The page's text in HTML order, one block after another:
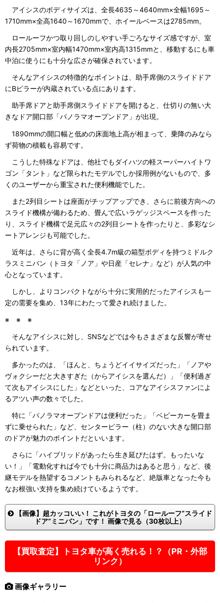
アイシスのボディサイズは、全長4635～4640mm×全幅1695～
1710mm×全高1640～1670mmで、ホイールベースは2785mm。
ロールーフかつ取り回しのしやすい手ごろなサイズ感ですが、室
内長2705mm×室内幅1470mm×室内高1315mmと、移動するにも車
中泊に使うにも十分な広さが確保されています。
そんなアイシスの特徴的なポイントは、助手席側のスライドドア
にBピラーが内蔵されている点にあります。
助手席ドアと助手席側スライドドアを開けると、仕切りの無い大
きなドア開口部「パノラマオープンドア」が出現。
1890mmの開口幅と低めの床面地上高が相まって、乗降のみなら
ず荷物の積載も容易です。
こうした特殊なドアは、他社でもダイハツの軽スーパーハイトワ
ゴン「タント」など限られたモデルでしか採用例がないもので、多
くのユーザーから重宝された便利機能でした。
また2列目シートは座面がチップアップでき、さらに前後方向への
スライド機構が備わるため、畳んで広いラゲッジスペースを作った
り、スライド機構で足元広々の2列目シートを作ったりと、多彩なシ
ートアレンジも可能でした。
近年は、さらに背が高く全長4.7m級の箱型ボディを持つミドルク
ラスミニバン（トヨタ「ノア」や日産「セレナ」など）が人気の中
心となっています。
しかし、よりコンパクトながら十分に実用的だったアイシスも一
定の需要を集め、13年にわたって愛され続けました。
※ ※ ※
そんなアイシスに対し、SNSなどでは今もさまざまな反響が寄せ
られています。
多かったのは、「ほんと、ちょうどイイサイズだった」「ノアや
ヴォクシーだと大きすぎた（からアイシスを選んだ）」「便利過ぎ
て次もアイシスにした」などといった、コアなアイシスファンによ
るアツい声の数々でした。
特に「パノラマオープンドアは便利だった」「ベビーカーを畳ま
ずに乗せられた」など、センターピラー（柱）のない大きな開口部
のドアが魅力のポイントだといいます。
さらに「ハイブリッドがあったら生き延びたはず。もったいな
い！」「電動化すれば今でも十分に商品力はあると思う」など、後
継モデルを熱望するコメントもみられるなど、絶版車となった今も
なお根強い支持を集め続けているようです。
【画像】超カッコいい！ これがトヨタの「ロールーフ“スライド
ドア”ミニバン」です！ 画像で見る（30枚以上）
【買取査定】トヨタ車が高く売れる！？（PR・外部
リンク）
画像ギャラリー